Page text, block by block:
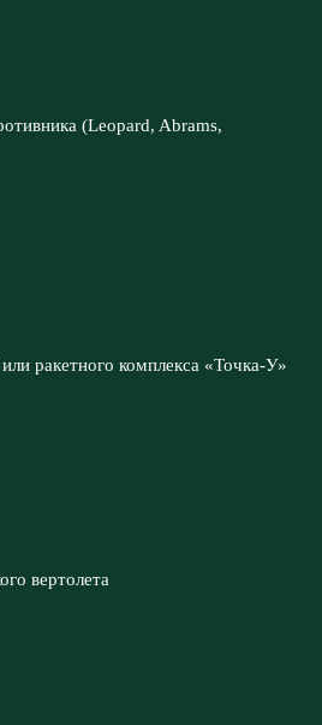
(Leopard, Abrams,
ракетного комплекса «Точка-У»
вертолета